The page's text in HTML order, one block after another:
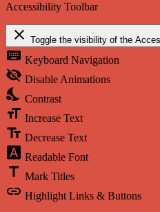
Accessibility Toolbar
close Toggle the visibility of the
keyboard Keyboard Navigation
visibility_off Disable Animations
nights_stay Contrast
format_size Increase Text
text_fields Decrease Text
font_download Readable Font
title Mark Titles
link Highlight Links & Buttons